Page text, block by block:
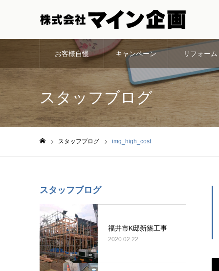
お客様自慢 キャンペーン リフォーム
スタッフブログ
スタッフブログ img_high_cost
スタッフブログ
福井市K邸新築工事
2020.02.22